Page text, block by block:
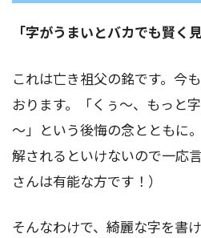
「字がうまいとバカでも賢く見
これは亡き祖父の銘です。今
おります。「くぅ～、もっと
～」という後悔の念とともに
解されるといけないので一応
さんは有能な方です！）
そんなわけで、綺麗な字を書